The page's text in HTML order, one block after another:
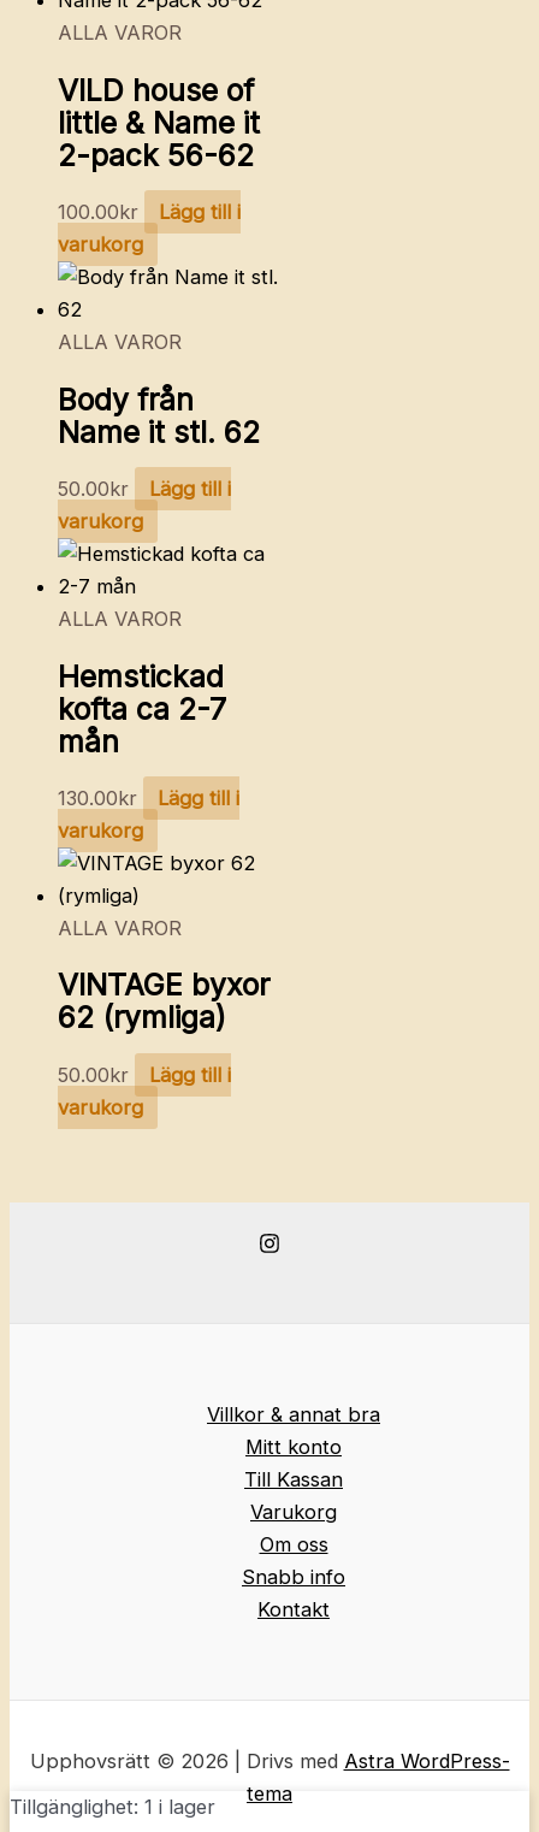
ALLA VAROR
VILD house of
little & Name it
2-pack 56-62
100.00kr
Lägg till i
varukorg
ALLA VAROR
Body från
Name it stl. 62
50.00kr
Lägg till i
varukorg
ALLA VAROR
Hemstickad
kofta ca 2-7
mån
130.00kr
Lägg till i
varukorg
ALLA VAROR
VINTAGE byxor
62 (rymliga)
50.00kr
Lägg till i
varukorg
Villkor & annat bra
Mitt konto
Till Kassan
Varukorg
Om oss
Snabb info
Kontakt
Upphovsrätt © 2026 | Drivs med Astra WordPress-
tema
Tillgänglighet: 1 i lager